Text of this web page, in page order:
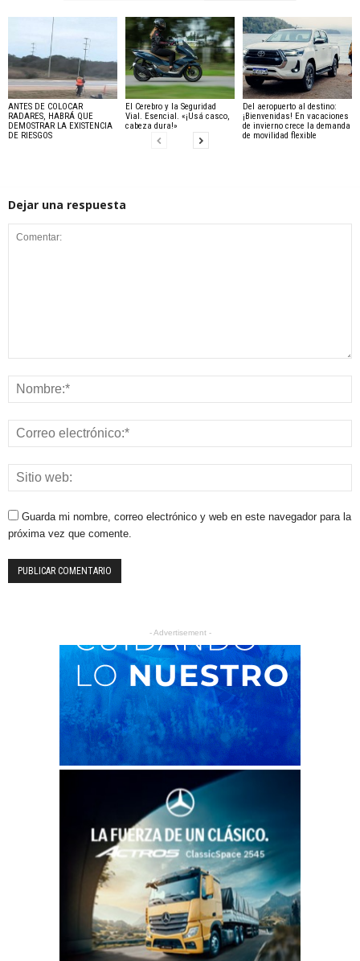
ANTES DE COLOCAR
RADARES, HABRÁ QUE
DEMOSTRAR LA EXISTENCIA
DE RIESGOS
El Cerebro y la Seguridad
Vial. Esencial. «¡Usá casco,
cabeza dura!»
Del aeropuerto al destino:
¡Bienvenidas! En vacaciones
de invierno crece la demanda
de movilidad flexible
Dejar una respuesta
Guarda mi nombre, correo electrónico y web en este navegador para la
próxima vez que comente.
- Advertisement -